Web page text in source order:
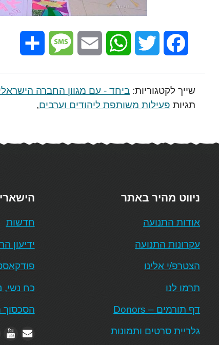
Facebook
Twitter
WhatsApp
Email
Message
שייך לקטגוריות:ביחד - עם מגוון החברה
תגיות פעילות משותפת ליהודים וערבים,
ניווט מהיר באתר
אודות התנועה
עקרונות התנועה
הצטרפ/י אלינו
תרמו לנו
דף תורמים – Donors
גלריית סרטים ותמונות
חדשות
ידיעון
כח נשי,
הסכסוך